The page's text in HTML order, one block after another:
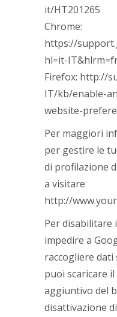
it/HT201265
Chrome:
https://
hl=it-
Firefox: http://
IT/kb/enable-
website-
Per maggiori
per gestire le
di profilazione
a visitare
http://
Per disabilitare
impedire a
raccogliere
puoi scaricare
aggiuntivo del
disattivazione